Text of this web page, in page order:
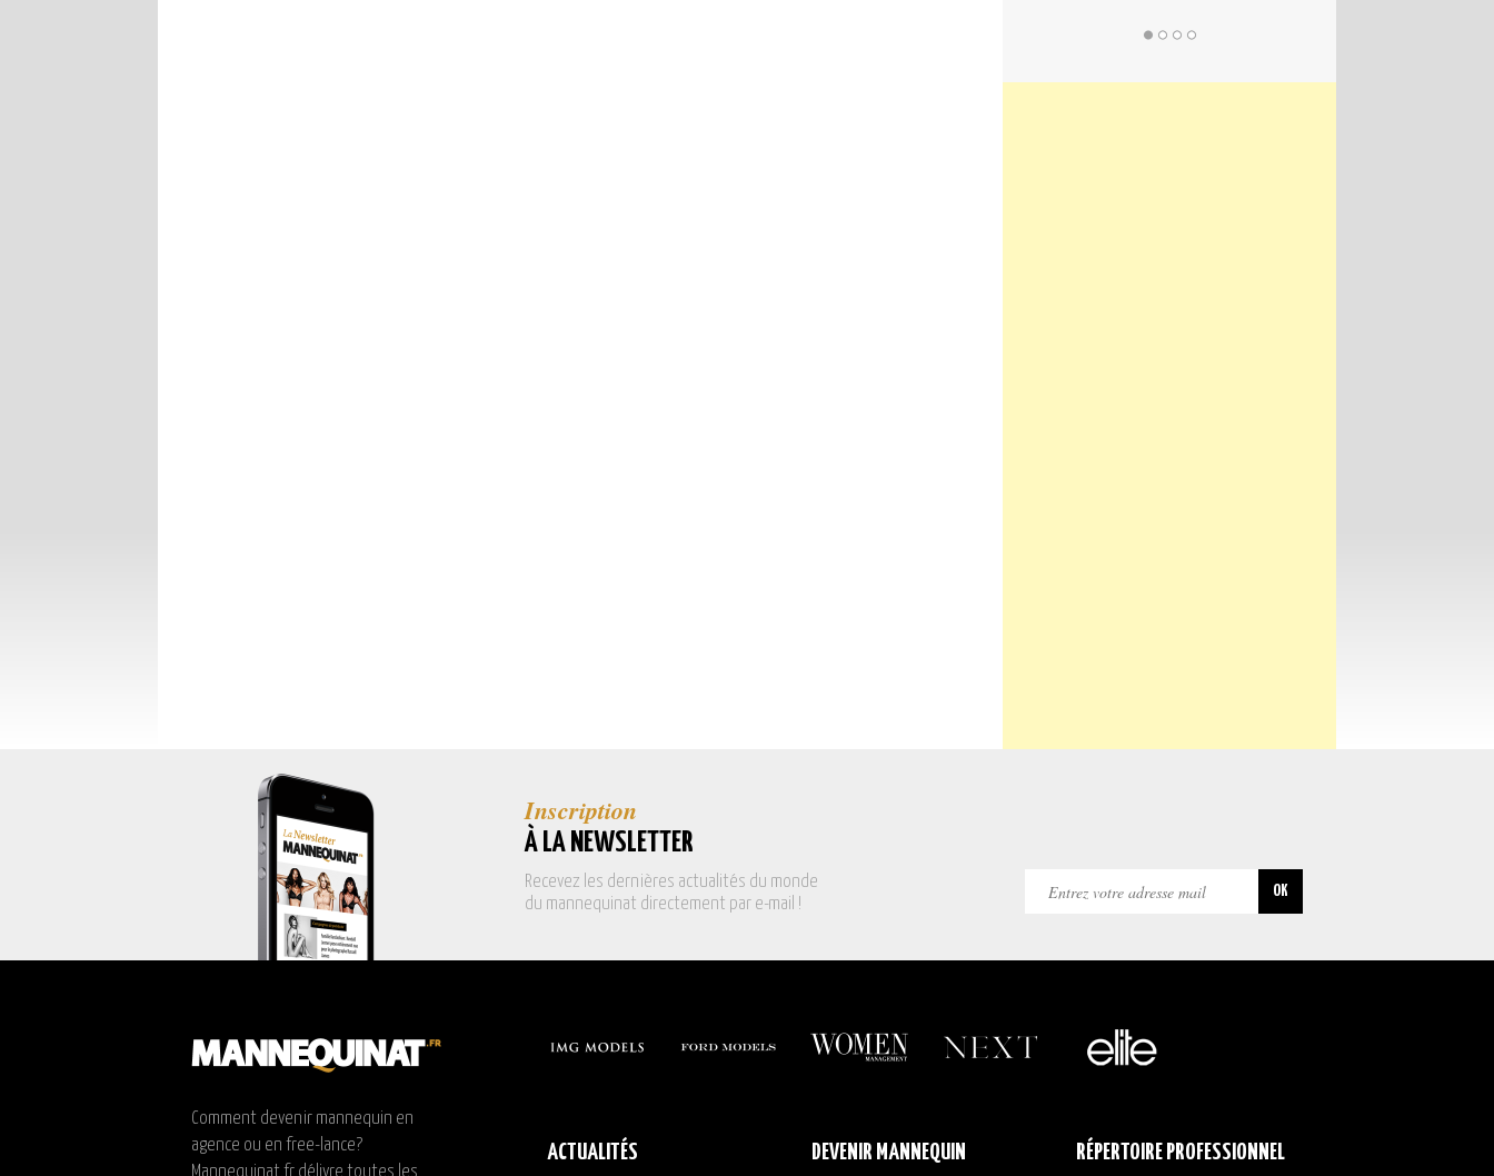
Inscription
À LA NEWSLETTER
Recevez les dernières actualités du monde
du mannequinat directement par e-mail !
Comment devenir mannequin en
agence ou en free-lance?
Mannequinat.fr délivre toutes les
ACTUALITÉS DEVENIR MANNEQUIN RÉPERTOIRE PROFESSIONNEL